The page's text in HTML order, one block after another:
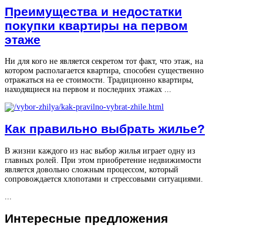
Преимущества и недостатки
покупки квартиры на первом
этаже
Ни для кого не является секретом тот факт, что этаж, на
котором располагается квартира, способен существенно
отражаться на ее стоимости. Традиционно квартиры,
находящиеся на первом и последних этажах ...
Как правильно выбрать жилье?
В жизни каждого из нас выбор жилья играет одну из
главных ролей. При этом приобретение недвижимости
является довольно сложным процессом, который
сопровождается хлопотами и стрессовыми ситуациями.
Интересные предложения